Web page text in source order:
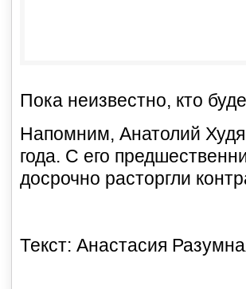
Пока неизвестно, кто
Напомним, Анатолий
года. С его
досрочно расторгли
Текст: Анастасия